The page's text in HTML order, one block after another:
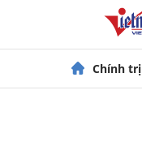
Chính trị